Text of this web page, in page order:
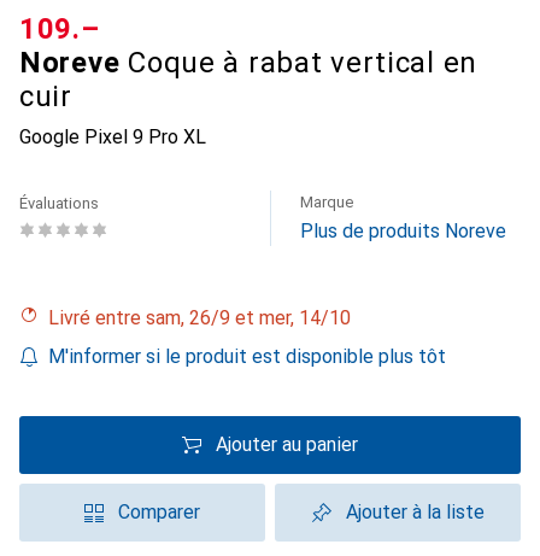
Noreve Coque à rabat vertical en
cuir
Google Pixel 9 Pro XL
CHF
109.–
Évaluations Marque
Plus de produits Noreve
Livré entre sam, 26/9 et mer, 14/10
M'informer si le produit est disponible plus tôt
Ajouter au panier
Comparer Ajouter à la liste